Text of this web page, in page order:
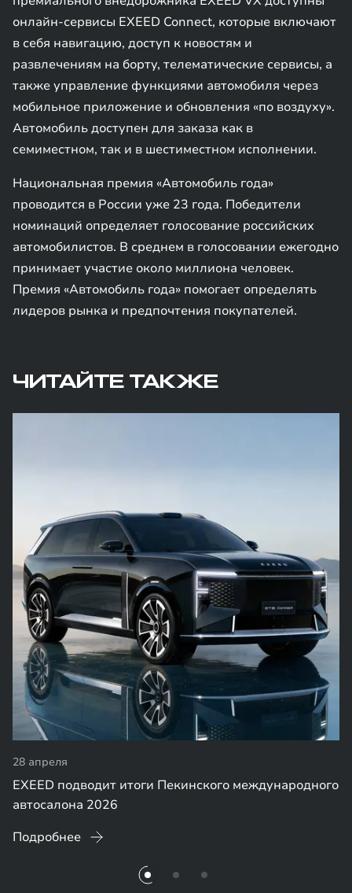
онлайн-сервисы EXEED Connect, которые включают
в себя навигацию, доступ к новостям и
развлечениям на борту, телематические сервисы, а
также управление функциями автомобиля через
мобильное приложение и обновления «по воздуху».
Автомобиль доступен для заказа как в
семиместном, так и в шестиместном исполнении.
Национальная премия «Автомобиль года»
проводится в России уже 23 года. Победители
номинаций определяет голосование российских
автомобилистов. В среднем в голосовании ежегодно
принимает участие около миллиона человек.
Премия «Автомобиль года» помогает определять
лидеров рынка и предпочтения покупателей.
ЧИТАЙТЕ ТАКЖЕ
28 апреля
EXEED подводит итоги Пекинского международного
автосалона 2026
Подробнее